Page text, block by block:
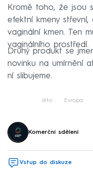
Kromě toho, že jsou
efektní kmeny
vaginální kmen. Ten
vaginálního prostředí.
Druhý produkt se
novinku na umírnění
ní slibujeme.
léto Evropa
Komerční sdělení
Vstup do diskuze